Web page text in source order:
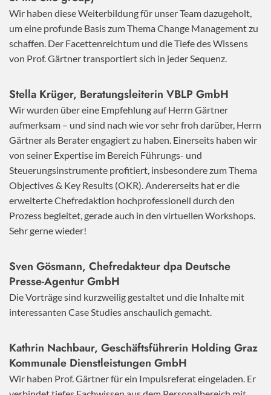
Wir haben diese Weiterbildung für unser Team dazugeholt,
um eine profunde Basis zum Thema Change Management zu
schaffen. Der Facettenreichtum und die Tiefe des Wissens
von Prof. Gärtner transportiert sich in jeder Sequenz.
Stella Krüger, Beratungsleiterin VBLP GmbH
Wir wurden über eine Empfehlung auf Herrn Gärtner
aufmerksam – und sind nach wie vor sehr froh darüber, Herrn
Gärtner als Berater engagiert zu haben. Einerseits haben wir
von seiner Expertise im Bereich Führungs- und
Steuerungsinstrumente profitiert, insbesondere zum Thema
Objectives & Key Results (OKR). Andererseits hat er die
erweiterte Chefredaktion hochprofessionell durch den
Prozess begleitet, gerade auch in den virtuellen Workshops.
Sehr gerne wieder!
Sven Gösmann, Chefredakteur dpa Deutsche
Presse-Agentur GmbH
Die Vorträge sind kurzweilig gestaltet und die Inhalte mit
interessanten Case Studies anschaulich gemacht.
Kathrin Nachbaur, Geschäftsführerin Holding Graz
Kommunale Dienstleistungen GmbH
Wir haben Prof. Gärtner für ein Impulsreferat eingeladen. Er